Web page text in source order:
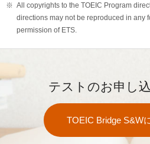
All copyrights to the TOEIC Program
directions may not be reproduced in any
permission of ETS.
テストのお申し
TOEIC Bridge S&W